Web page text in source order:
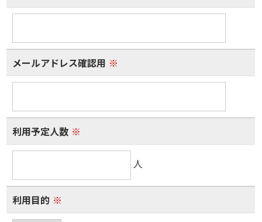
メールアドレス確認用 ※
利用予定人数 ※
人
利用目的 ※